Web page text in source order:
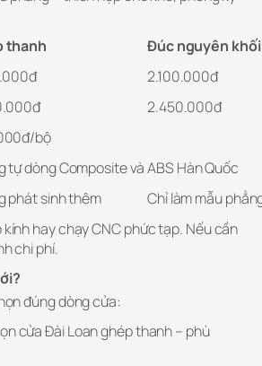
thanh Đúc nguyên khối
2.100.000đ
2.450.000đ
bộ
tự dòng Composite và ABS Hàn Quốc
phát sinh thêm
Chỉ làm mẫu
hay chạy CNC phức tạp. Nếu cần
chi phí.
đúng dòng cửa:
cửa Đài Loan ghép thanh – phù